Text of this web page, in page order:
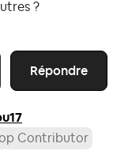
?
Répondre
Contributor